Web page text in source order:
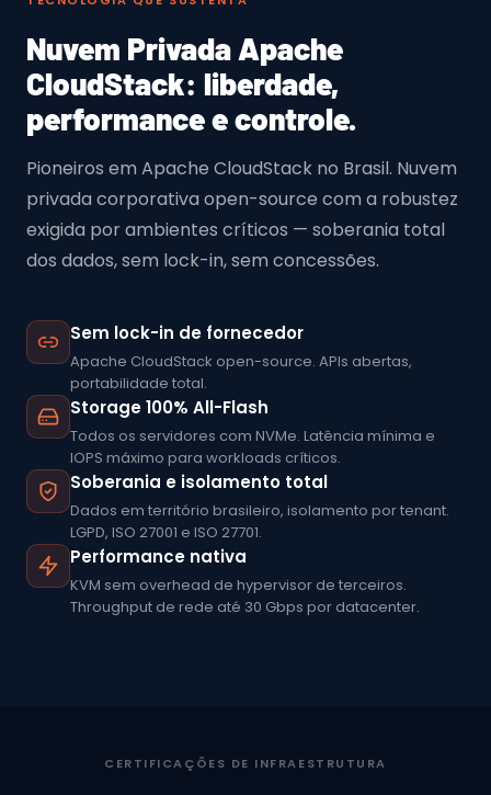
Nuvem Privada Apache
CloudStack: liberdade,
performance e controle.
Pioneiros em Apache CloudStack no Brasil. Nuvem
privada corporativa open-source com a robustez
exigida por ambientes críticos — soberania total
dos dados, sem lock-in, sem concessões.
Sem lock-in de fornecedor
Apache CloudStack open-source. APIs abertas,
portabilidade total.
Storage 100% All-Flash
Todos os servidores com NVMe. Latência mínima e
IOPS máximo para workloads críticos.
Soberania e isolamento total
Dados em território brasileiro, isolamento por tenant.
LGPD, ISO 27001 e ISO 27701.
Performance nativa
KVM sem overhead de hypervisor de terceiros.
Throughput de rede até 30 Gbps por datacenter.
CERTIFICAÇÕES DE INFRAESTRUTURA